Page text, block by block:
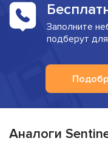
Заполните
подберут
Аналоги